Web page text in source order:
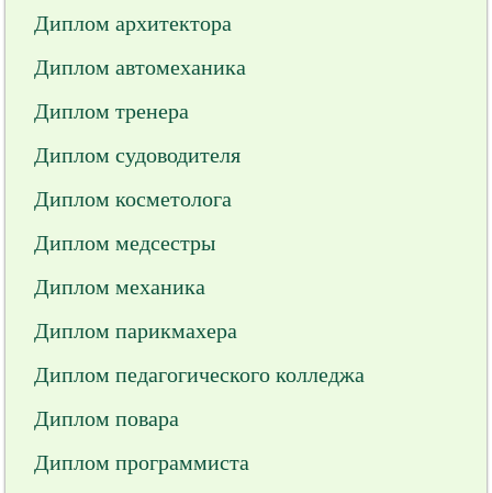
Диплом архитектора
Диплом автомеханика
Диплом тренера
Диплом судоводителя
Диплом косметолога
Диплом медсестры
Диплом механика
Диплом парикмахера
Диплом педагогического колледжа
Диплом повара
Диплом программиста